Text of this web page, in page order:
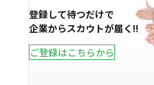
登録して待つだけで
企業からスカウトが届く!!
ご登録はこちらから